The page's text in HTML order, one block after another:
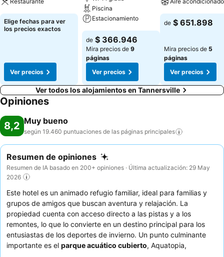
Elige fechas para ver
los precios exactos
Ver precios
Piscina
Estacionamiento
de $ 366.946
Mira precios de 9
páginas
Ver precios
de $ 651.898
Mira precios de 5
páginas
Ver precios
Ver todos los alojamientos en Tannersville
Opiniones
8,2 Muy bueno
según 19.460 puntuaciones de las páginas principales
Resumen de opiniones
Resumen de IA basado en 200+ opiniones · Última actualización: 29 May
2026
Este hotel es un animado refugio familiar, ideal para familias y
grupos de amigos que buscan aventura y relajación. La
propiedad cuenta con acceso directo a las pistas y a los
remontes, lo que lo convierte en un destino principal para los
entusiastas de los deportes de invierno. Un punto culminante
importante es el parque acuático cubierto, Aquatopia,